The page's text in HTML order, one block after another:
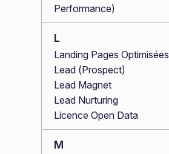
Performance)
L
Landing Pages Optimisées
Lead (Prospect)
Lead Magnet
Lead Nurturing
Licence Open Data
M